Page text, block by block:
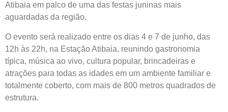
Atibaia em palco de uma das festas juninas mais
aguardadas da região.
O evento será realizado entre os dias 4 e 7 de junho, das
12h às 22h, na Estação Atibaia, reunindo gastronomia
típica, música ao vivo, cultura popular, brincadeiras e
atrações para todas as idades em um ambiente familiar e
totalmente coberto, com mais de 800 metros quadrados de
estrutura.